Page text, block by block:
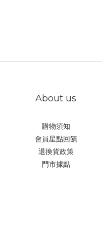
About us
購物須知
會員星點回饋
退換貨政策
門市據點